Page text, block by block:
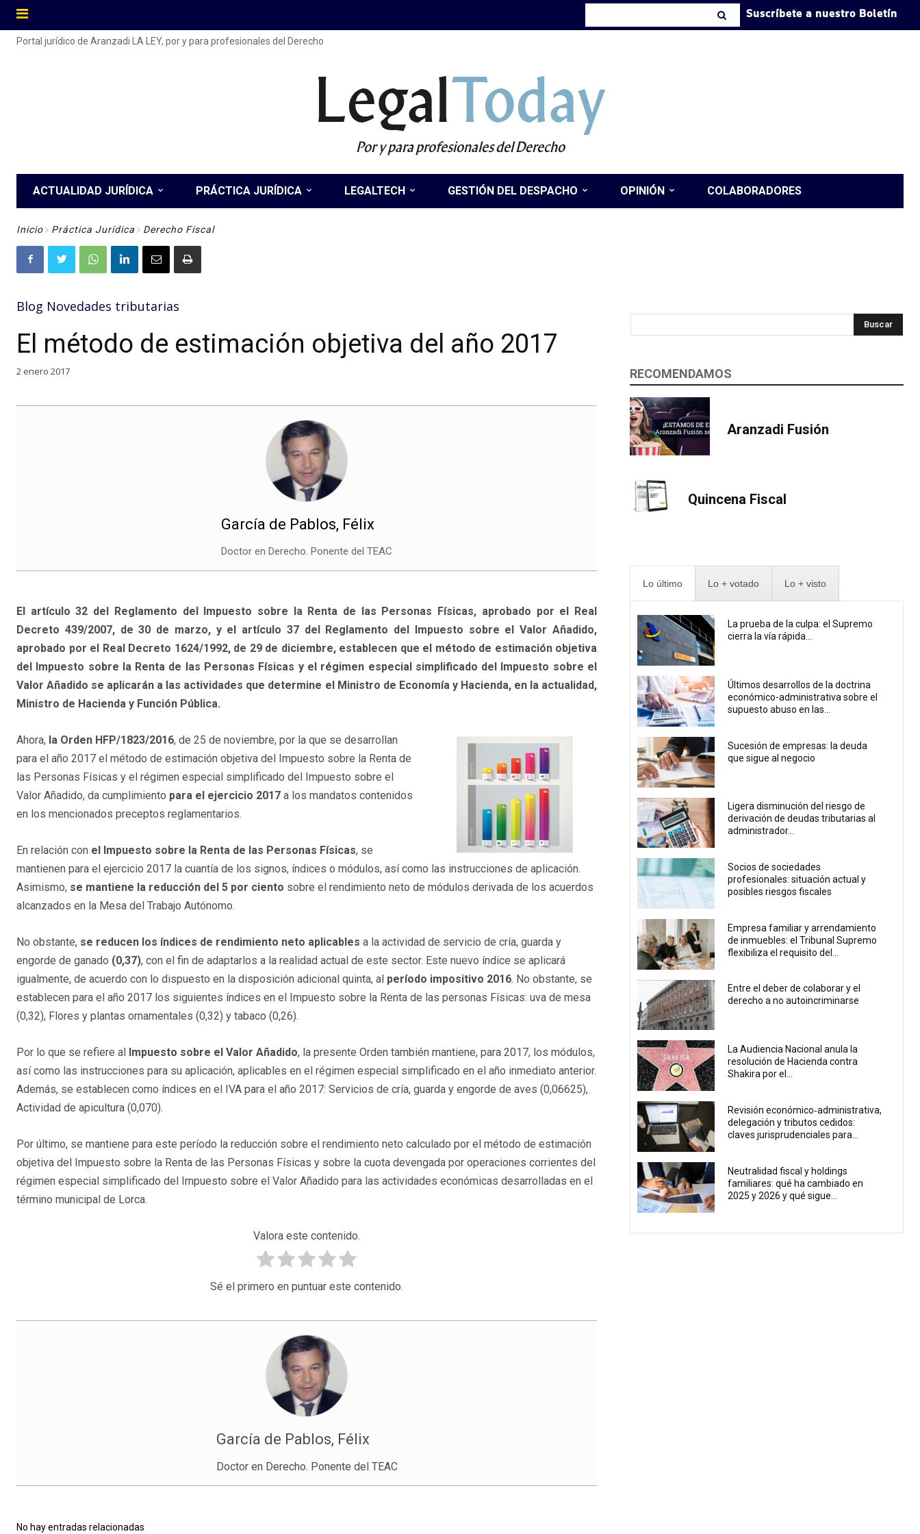
Suscríbete a nuestro Boletín
Portal jurídico de Aranzadi LA LEY, por y para profesionales del Derecho
LegalToday
Por y para profesionales del Derecho
ACTUALIDAD JURÍDICA PRÁCTICA JURÍDICA LEGALTECH GESTIÓN DEL DESPACHO OPINIÓN COLABORADORES
Inicio Práctica Jurídica Derecho Fiscal
Blog Novedades tributarias
El método de estimación objetiva del año 2017
2 enero 2017
García de Pablos, Félix
Doctor en Derecho. Ponente del TEAC
El artículo 32 del Reglamento del Impuesto sobre la Renta de las Personas Físicas, aprobado por el Real
Decreto 439/2007, de 30 de marzo, y el artículo 37 del Reglamento del Impuesto sobre el Valor Añadido,
aprobado por el Real Decreto 1624/1992, de 29 de diciembre, establecen que el método de estimación objetiva
del Impuesto sobre la Renta de las Personas Físicas y el régimen especial simplificado del Impuesto sobre el
Valor Añadido se aplicarán a las actividades que determine el Ministro de Economía y Hacienda, en la actualidad,
Ministro de Hacienda y Función Pública.
Ahora, la Orden HFP/1823/2016, de 25 de noviembre, por la que se desarrollan
para el año 2017 el método de estimación objetiva del Impuesto sobre la Renta de
las Personas Físicas y el régimen especial simplificado del Impuesto sobre el
Valor Añadido, da cumplimiento para el ejercicio 2017 a los mandatos contenidos
en los mencionados preceptos reglamentarios.
En relación con el Impuesto sobre la Renta de las Personas Físicas, se
mantienen para el ejercicio 2017 la cuantía de los signos, índices o módulos, así como las instrucciones de aplicación.
Asimismo, se mantiene la reducción del 5 por ciento sobre el rendimiento neto de módulos derivada de los acuerdos
alcanzados en la Mesa del Trabajo Autónomo.
No obstante, se reducen los índices de rendimiento neto aplicables a la actividad de servicio de cría, guarda y
engorde de ganado (0,37), con el fin de adaptarlos a la realidad actual de este sector. Este nuevo índice se aplicará
igualmente, de acuerdo con lo dispuesto en la disposición adicional quinta, al período impositivo 2016. No obstante, se
establecen para el año 2017 los siguientes índices en el Impuesto sobre la Renta de las personas Físicas: uva de mesa
(0,32), Flores y plantas ornamentales (0,32) y tabaco (0,26).
Por lo que se refiere al Impuesto sobre el Valor Añadido, la presente Orden también mantiene, para 2017, los módulos,
así como las instrucciones para su aplicación, aplicables en el régimen especial simplificado en el año inmediato anterior.
Además, se establecen como índices en el IVA para el año 2017: Servicios de cría, guarda y engorde de aves (0,06625),
Actividad de apicultura (0,070).
Por último, se mantiene para este período la reducción sobre el rendimiento neto calculado por el método de estimación
objetiva del Impuesto sobre la Renta de las Personas Físicas y sobre la cuota devengada por operaciones corrientes del
régimen especial simplificado del Impuesto sobre el Valor Añadido para las actividades económicas desarrolladas en el
término municipal de Lorca.
Valora este contenido.
Sé el primero en puntuar este contenido.
García de Pablos, Félix
Doctor en Derecho. Ponente del TEAC
No hay entradas relacionadas
Buscar
RECOMENDAMOS
Aranzadi Fusión
Quincena Fiscal
Lo último Lo + votado Lo + visto
La prueba de la culpa: el Supremo
cierra la vía rápida...
Últimos desarrollos de la doctrina
económico-administrativa sobre el
supuesto abuso en las...
Sucesión de empresas: la deuda
que sigue al negocio
Ligera disminución del riesgo de
derivación de deudas tributarias al
administrador...
Socios de sociedades
profesionales: situación actual y
posibles riesgos fiscales
Empresa familiar y arrendamiento
de inmuebles: el Tribunal Supremo
flexibiliza el requisito del...
Entre el deber de colaborar y el
derecho a no autoincriminarse
La Audiencia Nacional anula la
resolución de Hacienda contra
Shakira por el...
Revisión económico‑administrativa,
delegación y tributos cedidos:
claves jurisprudenciales para...
Neutralidad fiscal y holdings
familiares: qué ha cambiado en
2025 y 2026 y qué sigue...